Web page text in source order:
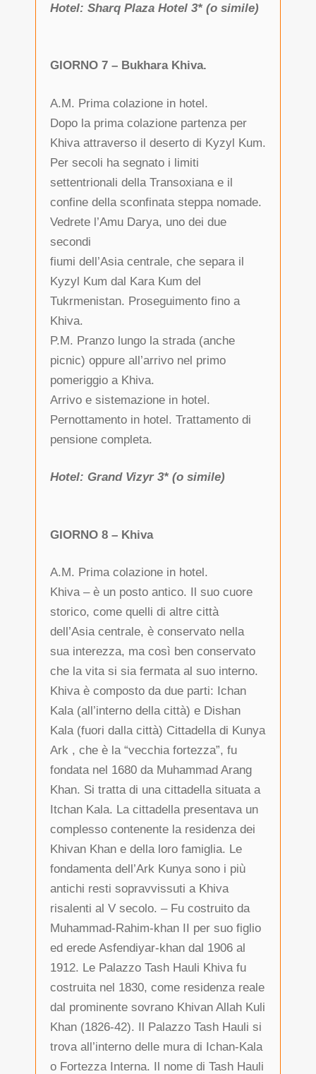
Hotel: Sharq Plaza Hotel 3* (o simile)
GIORNO 7 – Bukhara Khiva.
A.M. Prima colazione in hotel.
Dopo la prima colazione partenza per
Khiva attraverso il deserto di Kyzyl Kum.
Per secoli ha segnato i limiti
settentrionali della Transoxiana e il
confine della sconfinata steppa nomade.
Vedrete l’Amu Darya, uno dei due
secondi
fiumi dell’Asia centrale, che separa il
Kyzyl Kum dal Kara Kum del
Tukrmenistan. Proseguimento fino a
Khiva.
P.M. Pranzo lungo la strada (anche
picnic) oppure all’arrivo nel primo
pomeriggio a Khiva.
Arrivo e sistemazione in hotel.
Pernottamento in hotel. Trattamento di
pensione completa.
Hotel: Grand Vizyr 3* (o simile)
GIORNO 8 – Khiva
A.M. Prima colazione in hotel.
Khiva – è un posto antico. Il suo cuore
storico, come quelli di altre città
dell’Asia centrale, è conservato nella
sua interezza, ma così ben conservato
che la vita si sia fermata al suo interno.
Khiva è composto da due parti: Ichan
Kala (all’interno della città) e Dishan
Kala (fuori dalla città) Cittadella di Kunya
Ark , che è la “vecchia fortezza”, fu
fondata nel 1680 da Muhammad Arang
Khan. Si tratta di una cittadella situata a
Itchan Kala. La cittadella presentava un
complesso contenente la residenza dei
Khivan Khan e della loro famiglia. Le
fondamenta dell’Ark Kunya sono i più
antichi resti sopravvissuti a Khiva
risalenti al V secolo. – Fu costruito da
Muhammad-Rahim-khan II per suo figlio
ed erede Asfendiyar-khan dal 1906 al
1912. Le Palazzo Tash Hauli Khiva fu
costruita nel 1830, come residenza reale
dal prominente sovrano Khivan Allah Kuli
Khan (1826-42). Il Palazzo Tash Hauli si
trova all’interno delle mura di Ichan-Kala
o Fortezza Interna. Il nome di Tash Hauli